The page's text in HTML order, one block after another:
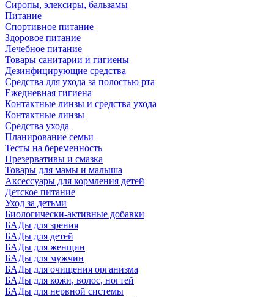
Сиропы, элексиры, бальзамы
Питание
Спортивное питание
Здоровое питание
Лечебное питание
Товары санитарии и гигиены
Дезинфицирующие средства
Средства для ухода за полостью рта
Ежедневная гигиена
Контактные линзы и средства ухода
Контактные линзы
Средства ухода
Планирование семьи
Тесты на беременность
Презервативы и смазка
Товары для мамы и малыша
Аксессуары для кормления детей
Детское питание
Уход за детьми
Биологически-активные добавки
БАДы для зрения
БАДы для детей
БАДы для женщин
БАДы для мужчин
БАДы для очищения организма
БАДы для кожи, волос, ногтей
БАДы для нервной системы